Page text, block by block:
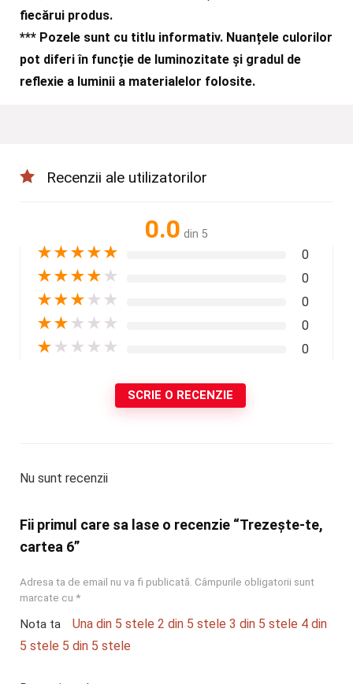
fiecărui produs.
*** Pozele sunt cu titlu informativ. Nuanțele culorilor
pot diferi în funcție de luminozitate și gradul de
reflexie a luminii a materialelor folosite.
Recenzii ale utilizatorilor
0.0 din 5
★★★★★ 0
★★★★ ★ 0
★★★ ★ ★ 0
★★ ★ ★ ★ 0
★ ★ ★ ★ ★ 0
SCRIE O RECENZIE
Nu sunt recenzii
Fii primul care sa lase o recenzie “Trezește-te,
cartea 6”
Adresa ta de email nu va fi publicată. Câmpurile obligatorii sunt
marcate cu *
Nota ta Una din 5 stele 2 din 5 stele 3 din 5 stele 4 din
5 stele 5 din 5 stele